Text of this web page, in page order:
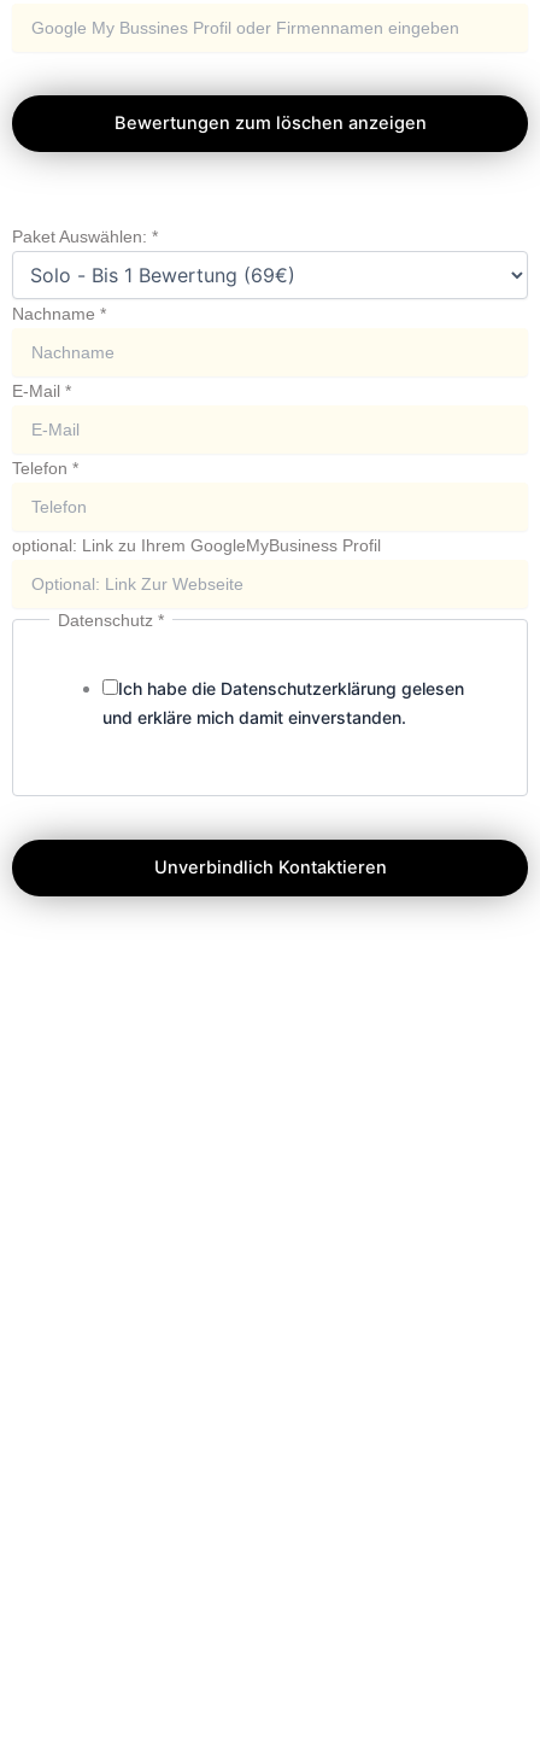
Bewertungen zum löschen anzeigen
Paket Auswählen: *
Nachname *
E-Mail *
Telefon *
optional: Link zu Ihrem GoogleMyBusiness Profil
Datenschutz *
Ich habe die Datenschutzerklärung gelesen
und erkläre mich damit einverstanden.
Unverbindlich Kontaktieren